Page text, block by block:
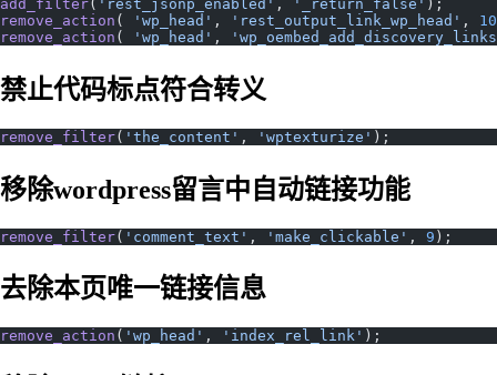
add_filter( 'rest_jsonp_enabled' , '_return_false' );
remove_action ( 'wp_head' , 'rest_output_link_wp_head' , 10
remove_action ( 'wp_head' ,
禁止代码标点符合转义
remove_filter( 'the_content' , 'wptexturize' );
移除wordpress留言中自动链接功能
remove_filter( 'comment_text' , 'make_clickable' , 9 );
去除本页唯一链接信息
remove_action ( 'wp_head' , 'index_rel_link' );